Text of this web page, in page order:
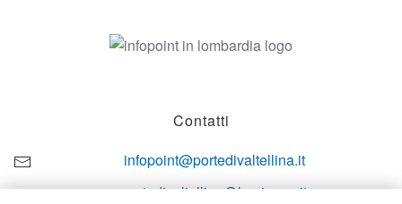
Contatti
infopoint@portedivaltellina.it
portedivaltellina@lamiapec.it